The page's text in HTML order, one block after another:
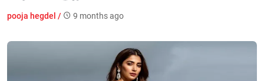
pooja hegdel / 9 months ago